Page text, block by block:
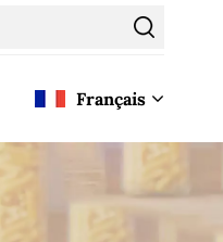
Français
English